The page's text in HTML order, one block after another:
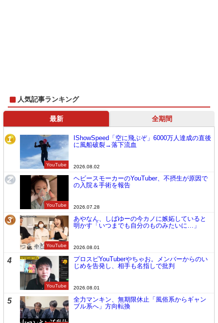
人気記事ランキング
最新 全期間
1
YouTube
IShowSpeed「空に飛ぶぞ」6000万人達成の直後
に風船破裂→落下流血
2026.08.02
2
YouTube
ヘビースモーカーのYouTuber、不摂生が原因で
の入院＆手術を報告
2026.07.28
3
YouTube
あやなん、しばゆーの今カノに嫉妬していると
明かす「いつまでも自分のものみたいに…」
2026.08.01
4
YouTube
プロスピYouTuberやちゃお。メンバーからのい
じめを告発し、相手も名指しで批判
2026.08.01
5
全力マンキン、無期限休止「風俗系からギャン
ブル系へ」方向転換